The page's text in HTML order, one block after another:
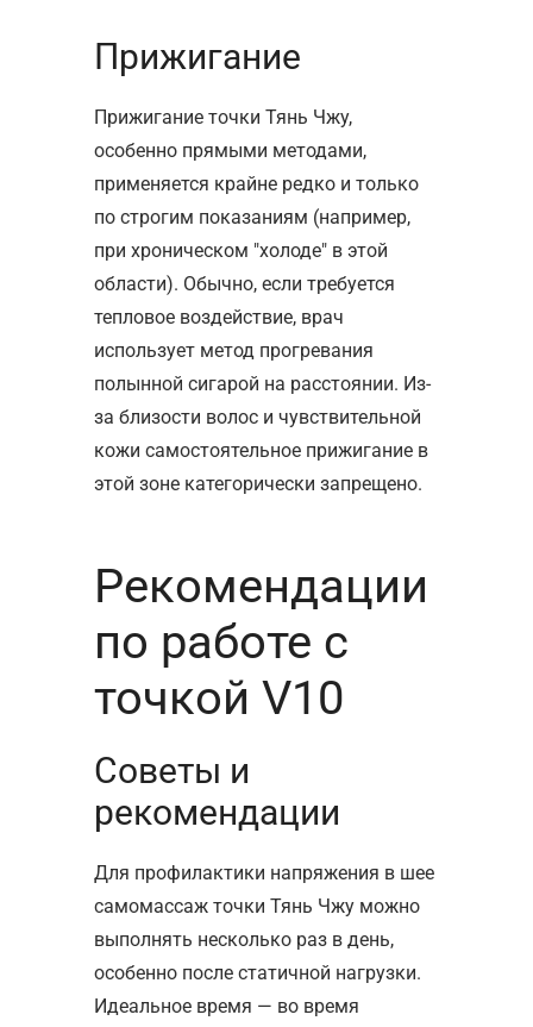
Прижигание
Прижигание точки Тянь Чжу,
особенно прямыми методами,
применяется крайне редко и только
по строгим показаниям (например,
при хроническом "холоде" в этой
области). Обычно, если требуется
тепловое воздействие, врач
использует метод прогревания
полынной сигарой на расстоянии. Из-
за близости волос и чувствительной
кожи самостоятельное прижигание в
этой зоне категорически запрещено.
Рекомендации
по работе с
точкой V10
Советы и
рекомендации
Для профилактики напряжения в шее
самомассаж точки Тянь Чжу можно
выполнять несколько раз в день,
особенно после статичной нагрузки.
Идеальное время — во время